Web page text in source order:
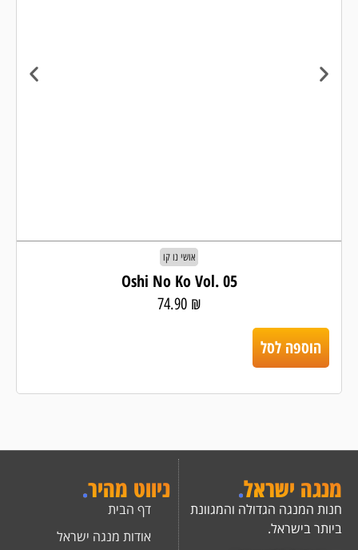
אושי נו קו
Oshi No Ko Vol. 05
74.90 ₪
הוספה לסל
מנגה ישראל.
חנות המנגה הגדולה והמגוונת
ביותר בישראל.
ניווט מהיר.
דף הבית
אודות מנגה ישראל